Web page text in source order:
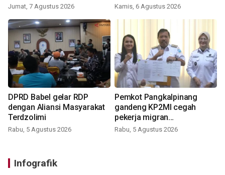
Jumat, 7 Agustus 2026 Kamis, 6 Agustus 2026
DPRD Babel gelar RDP
dengan Aliansi Masyarakat
Terdzolimi
Rabu, 5 Agustus 2026
Pemkot Pangkalpinang
gandeng KP2MI cegah
pekerja migran
nonprosedural
Rabu, 5 Agustus 2026
Infografik